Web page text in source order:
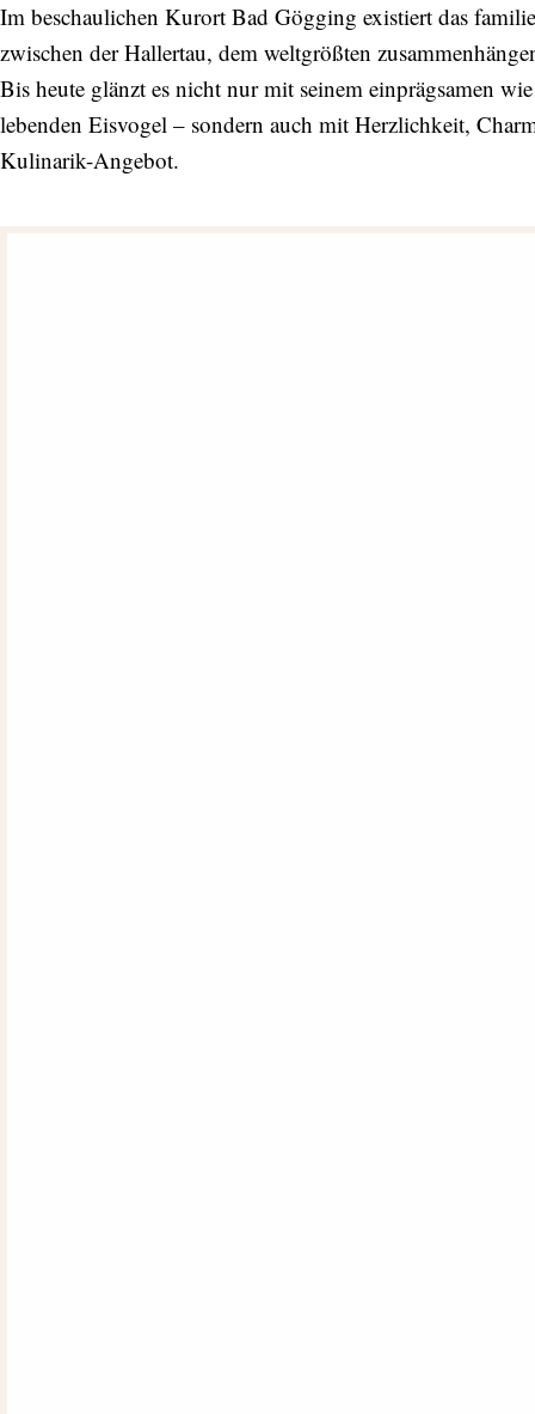
Im beschaulichen Kurort Bad Gögging existiert das
zwischen der Hallertau, dem weltgrößten
Bis heute glänzt es nicht nur mit seinem einprägsamen
lebenden Eisvogel – sondern auch mit Herzlichkeit,
Kulinarik-Angebot.